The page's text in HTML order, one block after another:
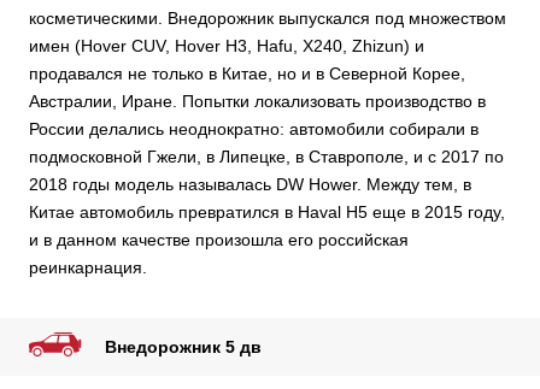
косметическими. Внедорожник выпускался под множеством
имен (Hover CUV, Hover H3, Hafu, X240, Zhizun) и
продавался не только в Китае, но и в Северной Корее,
Австралии, Иране. Попытки локализовать производство в
России делались неоднократно: автомобили собирали в
подмосковной Гжели, в Липецке, в Ставрополе, и с 2017 по
2018 годы модель называлась DW Hower. Между тем, в
Китае автомобиль превратился в Haval H5 еще в 2015 году,
и в данном качестве произошла его российская
реинкарнация.
Внедорожник 5 дв